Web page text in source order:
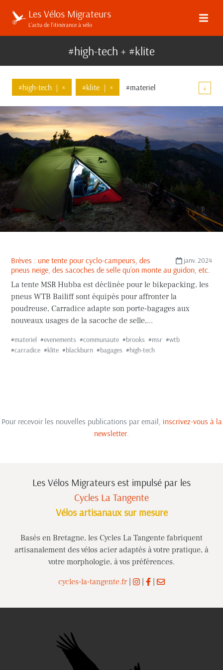
Les Vélos Migrateurs
L’actu de l’itinérance à vélo
#high-tech + #klite
#high-tech | × #klite | × #materiel
#bagages #communaute #evenements
#brooks #msr #wtb #blackburn
↓
janv. 2024
Brèves : une tente pour cyclo-campeurs, des
pneus neige, des sacoches de selle qu’on monte au guidon, etc.
La tente MSR Hubba est déclinée pour le bikepacking, les
pneus WTB Bailiff sont équipés pour affronter la
poudreuse, Carradice adapte son porte-bagages aux
nouveaux usages de la sacoche de selle,...
#materiel #evenements #communaute #brooks #msr #wtb
#carradice #klite #blackburn #bagages #high-tech
Pour recevoir les nouvelles publications par email, inscrivez-vous à la
newsletter.
Les Vélos Migrateurs est impulsé par les
Cycles La Tangente
Vélos artisanaux sur mesure
Basés en Bretagne, les Cycles La Tangente fabriquent
artisanalement des vélos acier adaptés à votre pratique, à
votre morphologie, à vos préférences.
cycles-la-tangente.fr